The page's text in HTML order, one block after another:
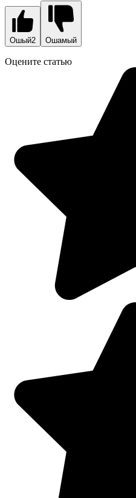
Ошый2 Ошамый
Оцените статью